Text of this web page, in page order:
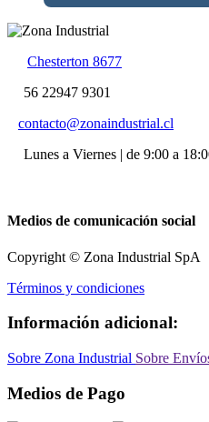
Chesterton 8677
56 22947 9301
contacto@zonaindustrial.cl
Lunes a Viernes | de 9:00 a
Medios de comunicación social
Copyright © Zona Industrial SpA
Términos y condiciones
Información adicional:
Sobre Zona Industrial Sobre
Medios de Pago